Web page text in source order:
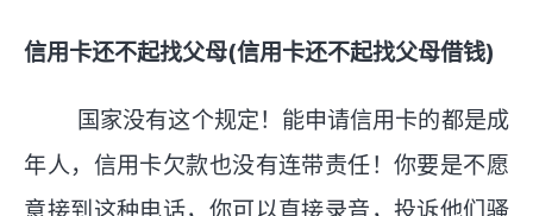
信用卡还不起找父母(信用卡还不起找父母借钱)
国家没有这个规定！能申请信用卡的都是成
年人，信用卡欠款也没有连带责任！你要是不愿
意接到这种电话，你可以直接录音，投诉他们骚